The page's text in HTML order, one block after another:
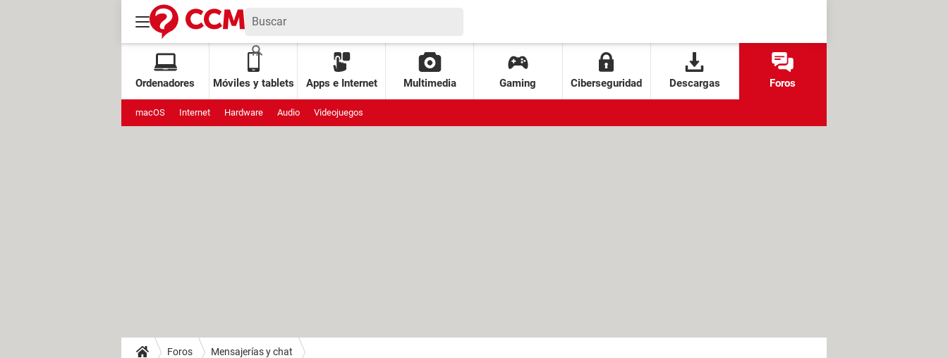
Ordenadores Móviles y tablets Apps e Internet Multimedia Gaming Ciberseguridad Descargas Foros
macOS Internet Hardware Audio Videojuegos
Foros Mensajerías y chat